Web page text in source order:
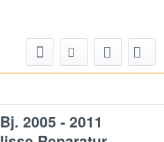
2005 - 2011